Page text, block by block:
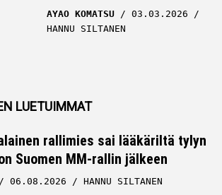
AYAO KOMATSU
03.03.2026
HANNU SILTANEN
LUETUIMMAT
rallimies sai lääkäriltä tylyn
Suomen MM-rallin jälkeen
06.08.2026 HANNU SILTANEN